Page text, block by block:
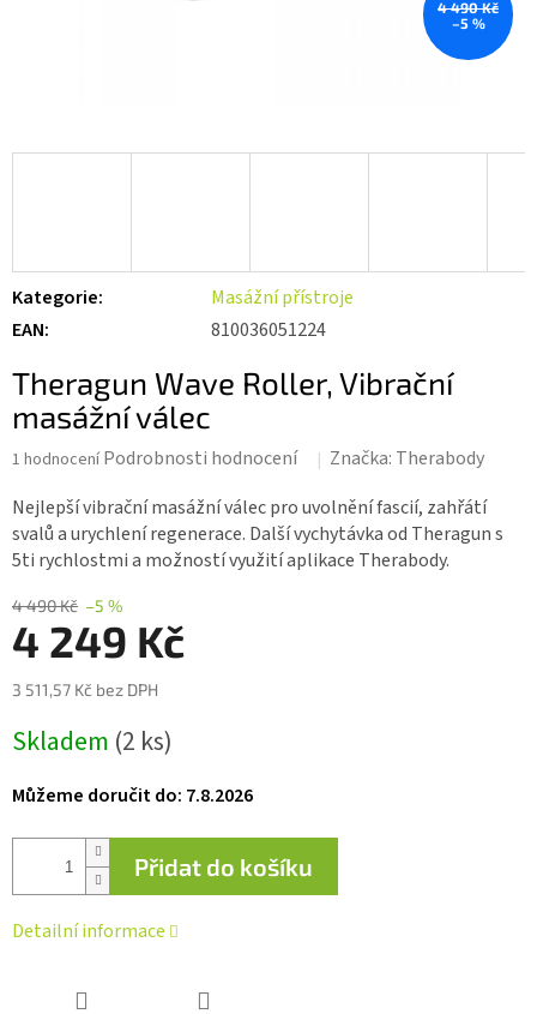
4 490 Kč
–5 %
Kategorie:
Masážní přístroje
EAN: 810036051224
Theragun Wave Roller, Vibrační
masážní válec
Průměrné
produktu
5,0
z 5
1 hodnocení Podrobnosti hodnocení Značka: Therabody
Nejlepší vibrační masážní válec pro uvolnění fascií, zahřátí
svalů a urychlení regenerace. Další vychytávka od Theragun s
5ti rychlostmi a možností využití aplikace Therabody.
4 490 Kč –5 %
4 249 Kč
3 511,57 Kč bez DPH
cena:
Skladem (2 ks)
Můžeme doručit do: 7.8.2026
Přidat do košíku
Detailní informace